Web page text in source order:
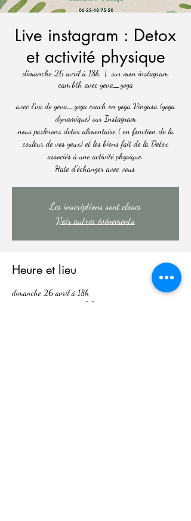
Live instagram : Detox
et activité physique
dimanche 26 avril à 18h
  |
sur mon instagram
cam.bth avec yeva_yoga
avec Eva de yeva_yoga coach en yoga Vinyasa (yoga
dynamique) sur Instagram
nous parlerons detox alimentaire ( en fonction de la
couleur de vos yeux) et les biens fait de la Detox
associés à une activité physique.
Les inscriptions sont closes
Voir autres événements
Heure et lieu
dimanche 26 avril à 18h
sur mon instagram cam.bth avec yeva_yoga